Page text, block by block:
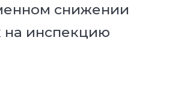
снижении
на инспекцию